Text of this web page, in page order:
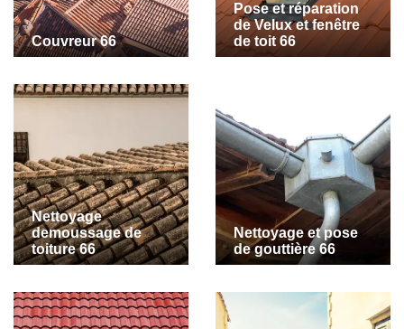
Couvreur 66
Pose et réparation
de Velux et fenêtre
de toit 66
Nettoyage
demoussage de
toiture 66
Nettoyage et pose
de gouttière 66